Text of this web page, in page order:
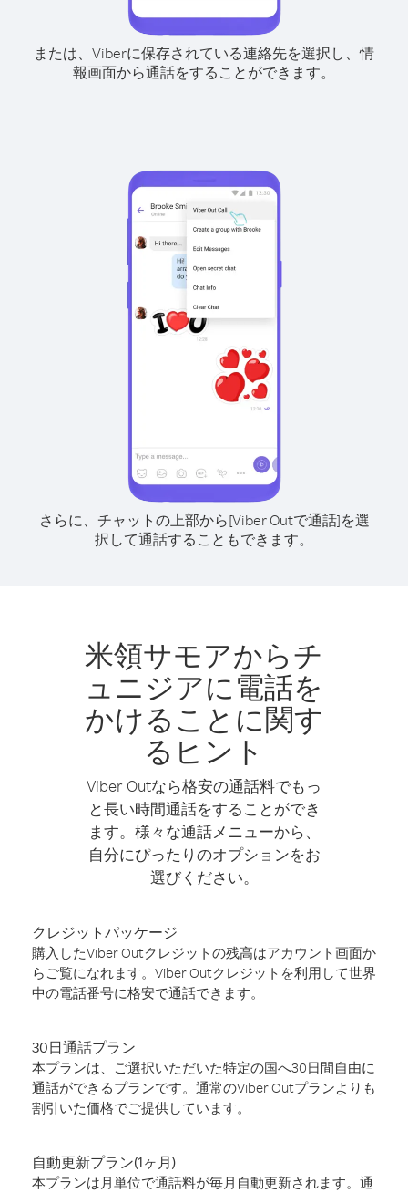
または、Viberに保存されている連絡先を選択し、情
報画面から通話をすることができます。
さらに、チャットの上部から[Viber Outで通話]を選
択して通話することもできます。
米領サモアからチ
ュニジアに電話を
かけることに関す
るヒント
Viber Outなら格安の通話料でもっ
と長い時間通話をすることができ
ます。様々な通話メニューから、
自分にぴったりのオプションをお
選びください。
クレジットパッケージ
購入したViber Outクレジットの残高はアカウント画面か
らご覧になれます。Viber Outクレジットを利用して世界
中の電話番号に格安で通話できます。
30日通話プラン
本プランは、ご選択いただいた特定の国へ30日間自由に
通話ができるプランです。通常のViber Outプランよりも
割引いた価格でご提供しています。
自動更新プラン(1ヶ月)
本プランは月単位で通話料が毎月自動更新されます。通